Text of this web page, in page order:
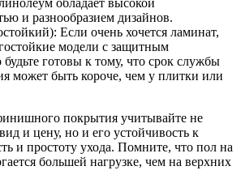
обладает высокой
и разнообразием дизайнов.
Если очень хочется ламинат,
модели с защитным
готовы к тому, что срок службы
может быть короче, чем у плитки или
покрытия учитывайте не
и цену, но и его устойчивость к
и простоту ухода. Помните, что пол на
большей нагрузке, чем на верхних